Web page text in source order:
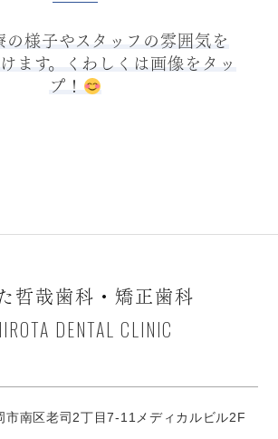
の様子やスタッフの雰囲気を
ます。くわしくは画像をタッ
プ！
哲哉歯科・矯正歯科
DENTAL CLINIC
南区老司2丁目7-11メディカルビル2F